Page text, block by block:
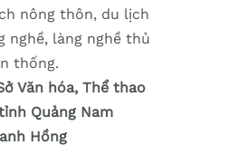
nông thôn, du lịch
nghề, làng nghề thủ
thống.
Văn hóa, Thể thao
Quảng Nam
Hồng